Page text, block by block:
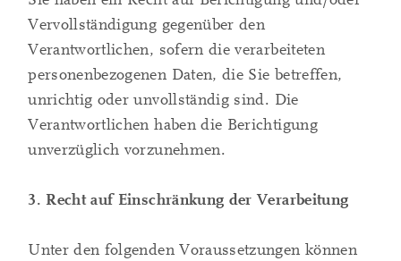
Vervollständigung gegenüber den
Verantwortlichen, sofern die verarbeiteten
personenbezogenen Daten, die Sie betreffen,
unrichtig oder unvollständig sind. Die
Verantwortlichen haben die Berichtigung
unverzüglich vorzunehmen.
3. Recht auf Einschränkung der Verarbeitung
Unter den folgenden Voraussetzungen können